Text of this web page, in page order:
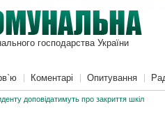
господарства України
Коментарі Опитування
доповідатимуть про закриття шкіл